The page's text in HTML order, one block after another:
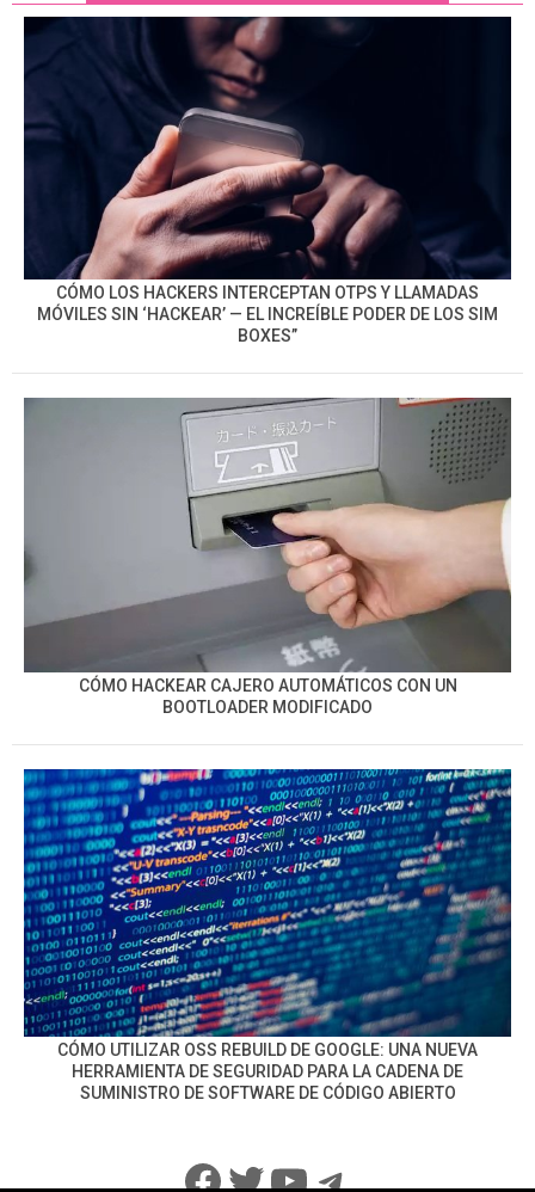
CÓMO LOS HACKERS INTERCEPTAN OTPS Y LLAMADAS
MÓVILES SIN ‘HACKEAR’ — EL INCREÍBLE PODER DE LOS SIM
BOXES”
CÓMO HACKEAR CAJERO AUTOMÁTICOS CON UN
BOOTLOADER MODIFICADO
CÓMO UTILIZAR OSS REBUILD DE GOOGLE: UNA NUEVA
HERRAMIENTA DE SEGURIDAD PARA LA CADENA DE
SUMINISTRO DE SOFTWARE DE CÓDIGO ABIERTO
Facebook
Twitter
YouTube
Telegram